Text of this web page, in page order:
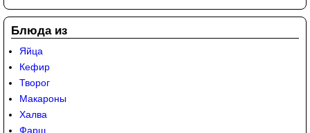
Блюда из
Яйца
Кефир
Творог
Макароны
Халва
Фарш